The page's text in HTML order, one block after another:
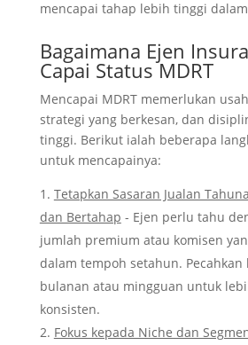
mencapai tahap lebih tinggi
Bagaimana Ejen
Capai Status MDRT
Mencapai MDRT memerlukan
strategi yang berkesan, dan
tinggi. Berikut ialah beberapa
untuk mencapainya:
Tetapkan Sasaran Jualan
dan Bertahap - Ejen perlu tahu
jumlah premium atau komisen
dalam tempoh setahun. Pecahkan
bulanan atau mingguan untuk
konsisten.
Fokus kepada Niche dan